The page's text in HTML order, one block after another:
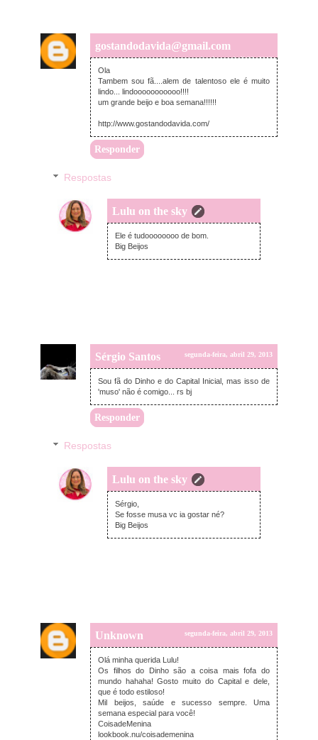
gostandodavida@gmail.com
domingo, abril 28, 2013
Ola
Tambem sou fã....alem de talentoso ele é muito
lindo... lindooooooooooo!!!!
um grande beijo e boa semana!!!!!!
http://www.gostandodavida.com/
Responder
Respostas
Lulu on the sky
quarta-feira, maio 01, 2013
Ele é tudoooooooo de bom.
Big Beijos
Sérgio Santos segunda-feira, abril 29, 2013
Sou fã do Dinho e do Capital Inicial, mas isso de
'muso' não é comigo... rs bj
Responder
Respostas
Lulu on the sky
quarta-feira, maio 01, 2013
Sérgio,
Se fosse musa vc ia gostar né?
Big Beijos
Unknown segunda-feira, abril 29, 2013
Olá minha querida Lulu!
Os filhos do Dinho são a coisa mais fofa do
mundo hahaha! Gosto muito do Capital e dele,
que é todo estiloso!
Mil beijos, saúde e sucesso sempre. Uma
semana especial para você!
CoisadeMenina
lookbook.nu/coisademenina